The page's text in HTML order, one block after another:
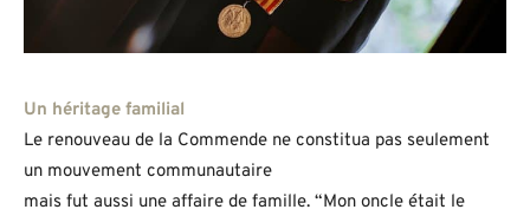
Un héritage familial
Le renouveau de la Commende ne constitua pas seulement
un mouvement communautaire
mais fut aussi une affaire de famille. “Mon oncle était le